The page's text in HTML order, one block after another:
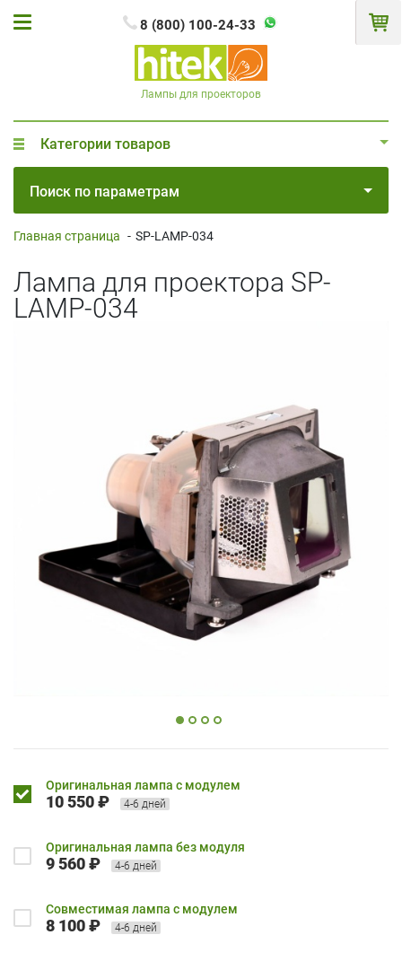
8 (800) 100-24-33
Лампы для проекторов
Категории товаров
Поиск по параметрам
Главная страница - SP-LAMP-034
Лампа для проектора SP-
LAMP-034
Оригинальная лампа с модулем
10 550 ₽ 4-6 дней
Оригинальная лампа без модуля
9 560 ₽ 4-6 дней
Совместимая лампа с модулем
8 100 ₽ 4-6 дней